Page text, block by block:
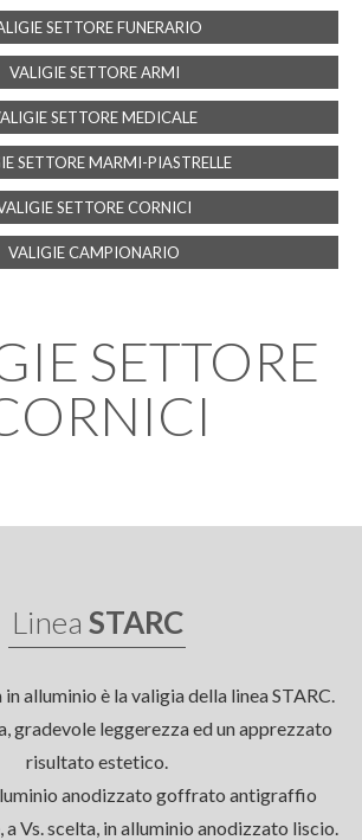
SETTORE FUNERARIO
VALIGIE SETTORE ARMI
SETTORE MEDICALE
SETTORE MARMI-PIASTRELLE
SETTORE CORNICI
VALIGIE CAMPIONARIO
SETTORE
Linea STARC
alluminio è la valigia della linea STARC.
gradevole leggerezza ed un apprezzato
risultato estetico.
anodizzato goffrato antigraffio
Vs. scelta, in alluminio anodizzato liscio.